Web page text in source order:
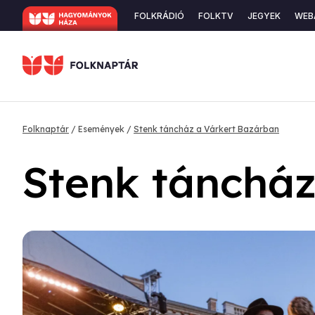
Ugrás
a
Secondary
FOLKRÁDIÓ FOLKTV JEGYEK
Morzsa
Folknaptár Események Stenk táncház a Várkert Bazárban
Stenk